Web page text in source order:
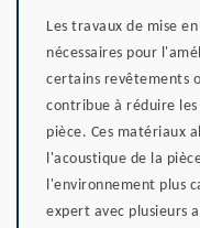
Les travaux de mise
nécessaires pour
certains revêtements
contribue à réduire
pièce. Ces matériaux
l'acoustique de la
l'environnement plus
expert avec plusieurs